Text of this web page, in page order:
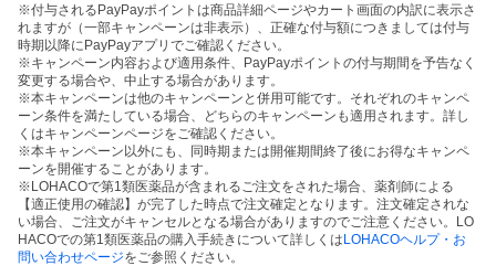
※付与されるPayPayポイントは商品詳細ページやカート画面の内訳に表示さ
れますが（一部キャンペーンは非表示）、正確な付与額につきましては付与
時期以降にPayPayアプリでご確認ください。
※キャンペーン内容および適用条件、PayPayポイントの付与期間を予告なく
変更する場合や、中止する場合があります。
※本キャンペーンは他のキャンペーンと併用可能です。それぞれのキャンペ
ーン条件を満たしている場合、どちらのキャンペーンも適用されます。詳し
くはキャンペーンページをご確認ください。
※本キャンペーン以外にも、同時期または開催期間終了後にお得なキャンペ
ーンを開催することがあります。
※LOHACOで第1類医薬品が含まれるご注文をされた場合、薬剤師による
【適正使用の確認】が完了した時点で注文確定となります。注文確定されな
い場合、ご注文がキャンセルとなる場合がありますのでご注意ください。LO
HACOでの第1類医薬品の購入手続きについて詳しくはLOHACOヘルプ・お
問い合わせページをご参照ください。